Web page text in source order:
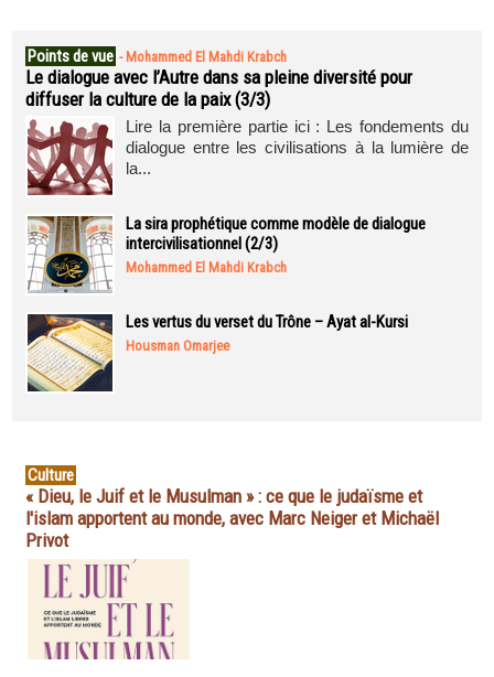
Points de vue - Mohammed El Mahdi Krabch
Le dialogue avec l’Autre dans sa pleine diversité pour
diffuser la culture de la paix (3/3)
Lire la première partie ici : Les fondements du
dialogue entre les civilisations à la lumière de
la...
La sira prophétique comme modèle de dialogue
intercivilisationnel (2/3)
Mohammed El Mahdi Krabch
Les vertus du verset du Trône – Ayat al-Kursi
Housman Omarjee
Culture
« Dieu, le Juif et le Musulman » : ce que le judaïsme et
l'islam apportent au monde, avec Marc Neiger et Michaël
Privot